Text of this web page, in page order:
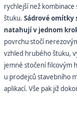
rychlejší než
štuku. Sádrové omítky
natahují v jednom
povrchu stočí
vzhled hrubého štuku,
jemné stočení filcovým
u prodejců stavebního
aplikací. Vše pak již